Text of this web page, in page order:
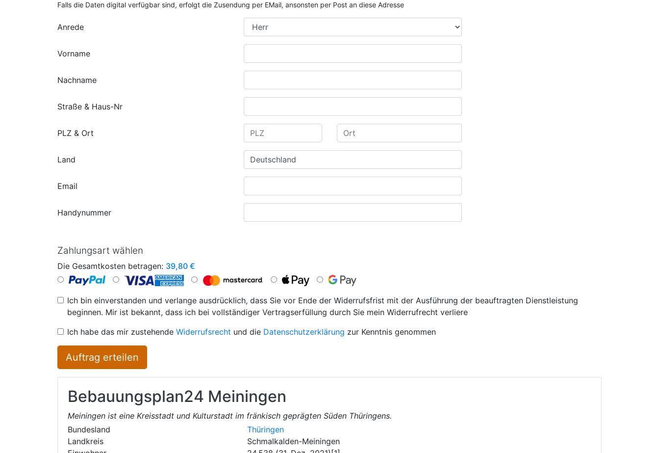
Falls die Daten digital verfügbar sind, erfolgt die Zusendung per EMail, ansonsten per Post an diese Adresse
Anrede
Vorname
Nachname
Straße & Haus-Nr
PLZ & Ort
Land
Email
Handynummer
Zahlungsart wählen
Die Gesamtkosten betragen: 39,80 €
Ich bin einverstanden und verlange ausdrücklich, dass Sie vor Ende der Widerrufsfrist mit der Ausführung der beauftragten Dienstleistung
beginnen. Mir ist bekannt, dass ich bei vollständiger Vertragserfüllung durch Sie mein Widerrufrecht verliere
Ich habe das mir zustehende Widerrufsrecht und die Datenschutzerklärung zur Kenntnis genommen
Auftrag erteilen
Bebauungsplan24 Meiningen
Meiningen ist eine Kreisstadt und Kulturstadt im fränkisch geprägten Süden Thüringens.
Bundesland
Thüringen
Landkreis
Schmalkalden-Meiningen